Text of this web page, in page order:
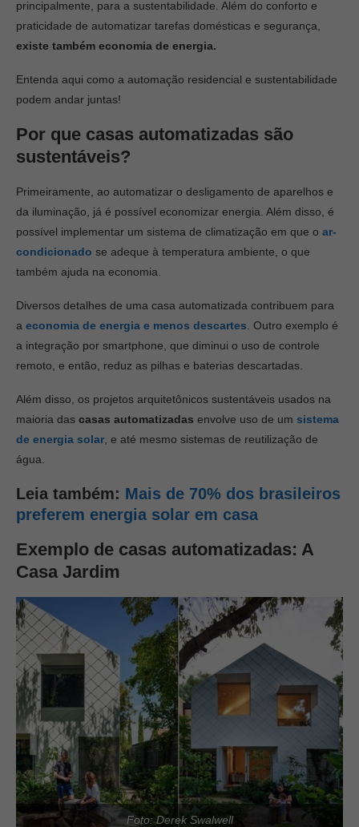
principalmente, para a sustentabilidade. Além do conforto e
praticidade de automatizar tarefas domésticas e segurança,
existe também economia de energia.
Entenda aqui como a automação residencial e sustentabilidade
podem andar juntas!
Por que casas automatizadas são
sustentáveis?
Primeiramente, ao automatizar o desligamento de aparelhos e
da iluminação, já é possível economizar energia. Além disso, é
possível implementar um sistema de climatização em que o ar-
condicionado se adeque à temperatura ambiente, o que
também ajuda na economia.
Diversos detalhes de uma casa automatizada contribuem para
a economia de energia e menos descartes . Outro exemplo é
a integração por smartphone, que diminui o uso de controle
remoto, e então, reduz as pilhas e baterias descartadas.
Além disso, os projetos arquitetônicos sustentáveis usados na
maioria das casas automatizadas envolve uso de um sistema
de energia solar , e até mesmo sistemas de reutilização de
água.
Leia também: Mais de 70% dos brasileiros
preferem energia solar em casa
Exemplo de casas automatizadas: A
Casa Jardim
Foto: Derek Swalwell